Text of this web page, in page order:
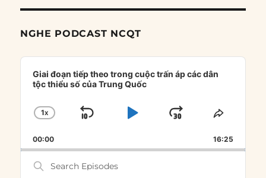
NGHE PODCAST NCQT
Audio
Player
Giai đoạn tiếp theo trong cuộc trấn áp các dân
tộc thiểu số của Trung Quốc
CHANGE
RATE
1X
SKIP
PLAYJUMP
FORWARD
SHARE
00:00 16:25
Search
Episodes